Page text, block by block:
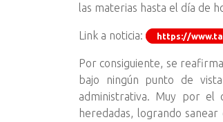
las materias hasta el día de
Link a noticia: https://
Por consiguiente, se
bajo ningún punto de
administrativa. Muy por el
heredadas, logrando